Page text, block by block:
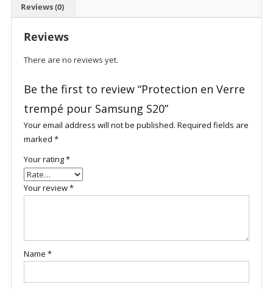
S20
Reviews (0)
Reviews
There are no reviews yet.
Be the first to review “Protection en Verre
trempé pour Samsung S20”
Your email address will not be published. Required fields are
marked *
Your rating*
Your review*
Name *